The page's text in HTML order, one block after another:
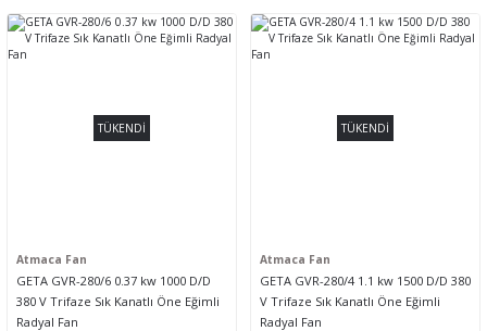
TÜKENDİ
Atmaca Fan
GETA GVR-280/6 0.37 kw 1000 D/D
380 V Trifaze Sık Kanatlı Öne Eğimli
Radyal Fan
TÜKENDİ
Atmaca Fan
GETA GVR-280/4 1.1 kw 1500 D/D 380
V Trifaze Sık Kanatlı Öne Eğimli
Radyal Fan